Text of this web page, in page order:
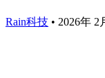
Rain科技 • 2026年 2